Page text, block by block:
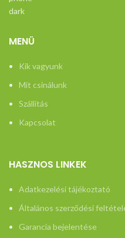
MENÜ
Kik vagyunk
Mit csinálunk
Szállítás
Kapcsolat
HASZNOS LINKEK
Adatkezelési tájékoztató
Általános szerződési
Garancia bejelentése